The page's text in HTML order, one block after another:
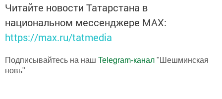
Читайте новости Татарстана в
национальном мессенджере MАХ:
https://max.ru/tatmedia
Подписывайтесь на наш Telegram-канал "Шешминская
новь"